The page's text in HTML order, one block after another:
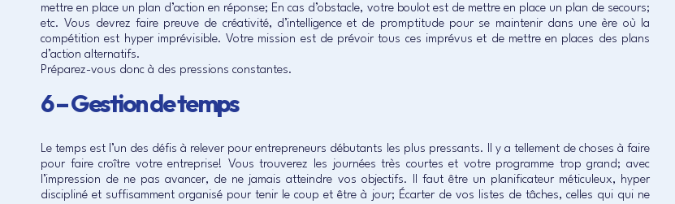
mettre en place un plan d’action en réponse; En cas d’obstacle, votre boulot est de mettre en place un plan de secours;
etc. Vous devrez faire preuve de créativité, d’intelligence et de promptitude pour se maintenir dans une ère où la
compétition est hyper imprévisible. Votre mission est de prévoir tous ces imprévus et de mettre en places des plans
d’action alternatifs.
Préparez-vous donc à des pressions constantes.
6 – Gestion de temps
Le temps est l’un des défis à relever pour entrepreneurs débutants les plus pressants. Il y a tellement de choses à faire
pour faire croître votre entreprise! Vous trouverez les journées très courtes et votre programme trop grand; avec
l’impression de ne pas avancer, de ne jamais atteindre vos objectifs. Il faut être un planificateur méticuleux, hyper
discipliné et suffisamment organisé pour tenir le coup et être à jour; Écarter de vos listes de tâches, celles qui qui ne